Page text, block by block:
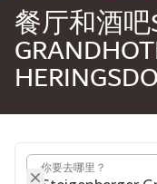
餐厅和酒吧
你要去哪里？
你要去哪里？